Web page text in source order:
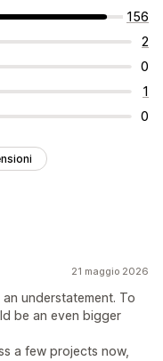
156
2
0
1
0
21 maggio 2026
understatement. To
be an even bigger
a few projects now,